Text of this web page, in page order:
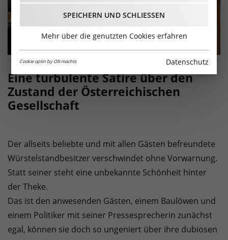
Eine turbulente Satire über den
Zustand der Österreichischen
Gesellschaft
Der allseits beliebte und mit allen Gästen befreundete
Würstelstandbesitzer verschwindet ohne Vorwarnung.
Statt seiner steht eine unbekannte Schönheit hinter
der Theke.
Das ist den anwesenden Gästen, einem Baulöwen und
einem Politiker mit seiner Pressesprecherin zunächst
egal, können sie doch so ungeniert über ihre dubiosen
SPEICHERN UND SCHLIESSEN
Mehr über die genutzten Cookies erfahren
Cookie optin by Olli machts Datenschutz